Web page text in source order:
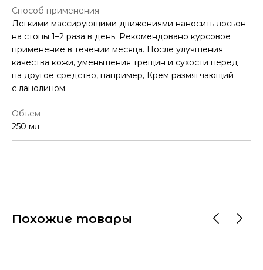
Способ применения
Легкими массирующими движениями наносить лосьон
на стопы 1–2 раза в день. Рекомендовано курсовое
применение в течении месяца. После улучшения
качества кожи, уменьшения трещин и сухости перед
на другое средство, например, Крем размягчающий
с ланолином.
Объем
250 мл
Похожие товары